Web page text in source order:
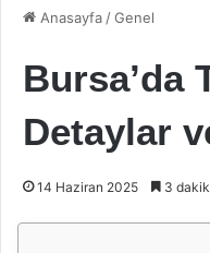
Anasayfa /Genel
Bursa’da
Detaylar
14 Haziran 2025 3